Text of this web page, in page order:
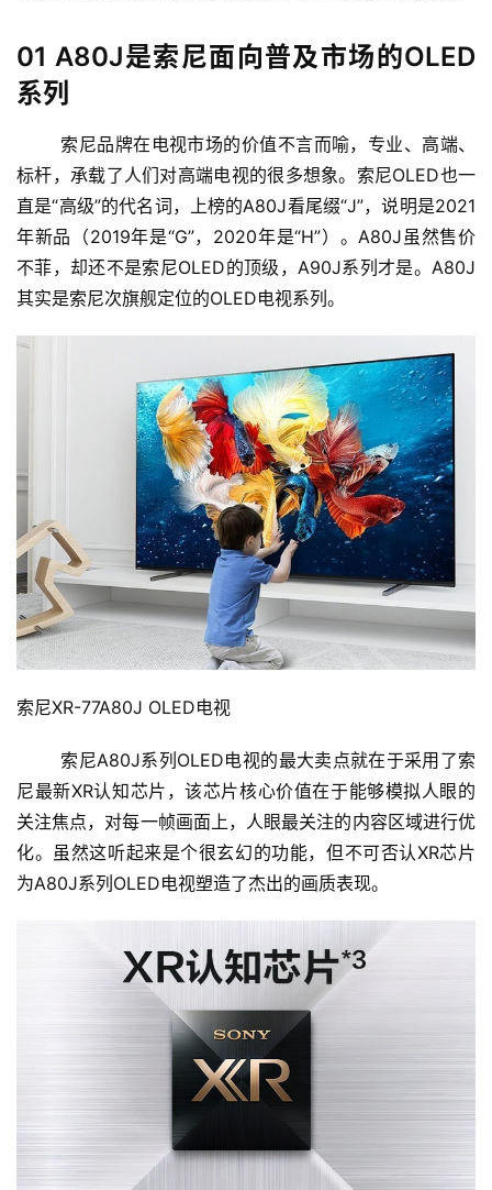
01 A80J是索尼面向普及市场的OLED
系列
索尼品牌在电视市场的价值不言而喻，专业、高端、
标杆，承载了人们对高端电视的很多想象。索尼OLED也一
直是“高级”的代名词，上榜的A80J看尾缀“J”，说明是2021
年新品（2019年是“G”，2020年是“H”）。A80J虽然售价
不菲，却还不是索尼OLED的顶级，A90J系列才是。A80J
其实是索尼次旗舰定位的OLED电视系列。
索尼XR-77A80J OLED电视
索尼A80J系列OLED电视的最大卖点就在于采用了索
尼最新XR认知芯片，该芯片核心价值在于能够模拟人眼的
关注焦点，对每一帧画面上，人眼最关注的内容区域进行优
化。虽然这听起来是个很玄幻的功能，但不可否认XR芯片
为A80J系列OLED电视塑造了杰出的画质表现。